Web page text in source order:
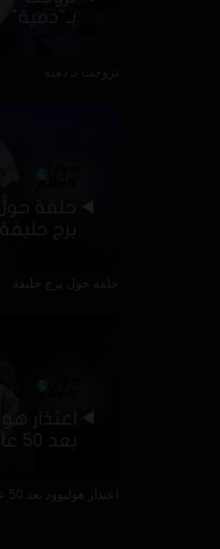
تزوجت بـ دمية
حلقة حول برج خليفة
اعتذار هوليوود بعد 50 عاماً